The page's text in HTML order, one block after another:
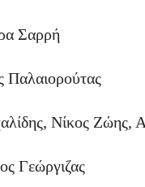
Σαρρή
Παλαιορούτας
Νίκος Ζώης,
Γεώργιζας